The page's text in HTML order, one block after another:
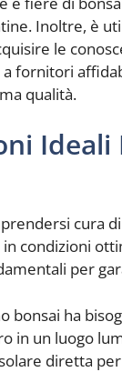
Inoltre, è
le
fornitori
qualità.
cura
in condizioni
per
bonsai ha
in un luogo
diretta